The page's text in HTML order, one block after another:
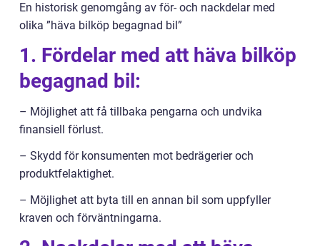
En historisk genomgång av för- och nackdelar med
olika ”häva bilköp begagnad bil”
1. Fördelar med att häva bilköp
begagnad bil:
– Möjlighet att få tillbaka pengarna och undvika
finansiell förlust.
– Skydd för konsumenten mot bedrägerier och
produktfelaktighet.
– Möjlighet att byta till en annan bil som uppfyller
kraven och förväntningarna.